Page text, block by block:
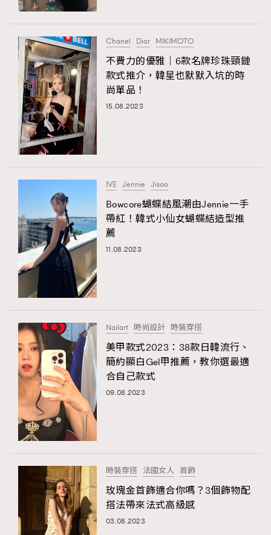
Chanel Dior MIKIMOTO
不費力的優雅｜6款名牌珍珠頸鏈
款式推介，韓星也默默入坑的時
尚單品！
15.08.2023
IVE Jennie Jisoo
Bowcore蝴蝶結風潮由Jennie一手
帶紅！韓式小仙女蝴蝶結造型推
薦
11.08.2023
Nailart 時尚設計 時裝穿搭
美甲款式2023：38款日韓流行、
簡約顯白Gel甲推薦，教你選最適
合自己款式
09.08.2023
時裝穿搭 法國女人 首飾
玫瑰金首飾適合你嗎？3個飾物配
搭法帶來法式高級感
03.08.2023